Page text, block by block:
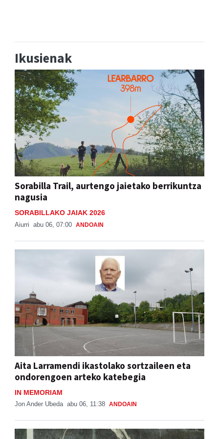
Ikusienak
Sorabilla Trail, aurtengo jaietako berrikuntza
nagusia
SORABILLAKO JAIAK 2026
Aiurri abu 06, 07:00 ANDOAIN
Aita Larramendi ikastolako sortzaileen eta
ondorengoen arteko katebegia
IN MEMORIAM
Jon Ander Ubeda abu 06, 11:38 ANDOAIN